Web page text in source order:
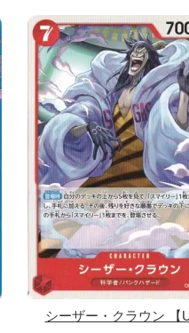
シーザー・クラウン 【